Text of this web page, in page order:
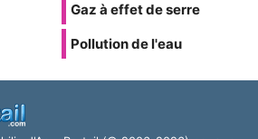
Gaz à effet de serre
Pollution de l'eau